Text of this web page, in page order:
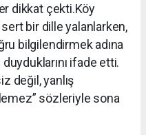
dikkat çekti.Köy
bir dille yalanlarken,
bilgilendirmek adına
ifade etti.
değil, yanlış
sözleriyle sona